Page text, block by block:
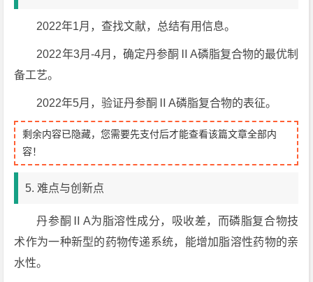
2022年1月，查找文献，总结有用信息。
2022年3月-4月，确定丹参酮ⅡA磷脂复合物的最优制
备工艺。
2022年5月，验证丹参酮ⅡA磷脂复合物的表征。
剩余内容已隐藏，您需要先支付后才能查看该篇文章全部内
容！
5. 难点与创新点
丹参酮ⅡA为脂溶性成分，吸收差，而磷脂复合物技
术作为一种新型的药物传递系统，能增加脂溶性药物的亲
水性。